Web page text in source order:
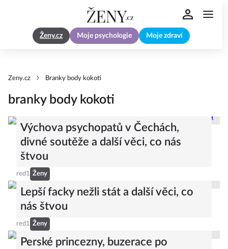
Ženy.cz Moje psychologie Moje zdraví
Zeny.cz Branky body kokoti
branky body kokoti
Výchova psychopatů v Čechách,
divné soutěže a další věci, co nás
štvou
red1 Ženy
Lepší facky nežli stát a další věci, co
nás štvou
red1 Ženy
Perské princezny, buzerace po